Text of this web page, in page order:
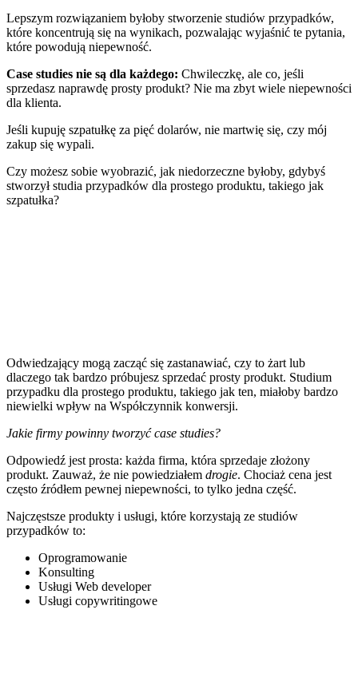
Lepszym rozwiązaniem byłoby stworzenie studiów przypadków,
które koncentrują się na wynikach, pozwalając wyjaśnić te pytania,
które powodują niepewność.
Case studies nie są dla każdego: Chwileczkę, ale co, jeśli
sprzedasz naprawdę prosty produkt? Nie ma zbyt wiele niepewności
dla klienta.
Jeśli kupuję szpatułkę za pięć dolarów, nie martwię się, czy mój
zakup się wypali.
Czy możesz sobie wyobrazić, jak niedorzeczne byłoby, gdybyś
stworzył studia przypadków dla prostego produktu, takiego jak
szpatułka?
Odwiedzający mogą zacząć się zastanawiać, czy to żart lub
dlaczego tak bardzo próbujesz sprzedać prosty produkt. Studium
przypadku dla prostego produktu, takiego jak ten, miałoby bardzo
niewielki wpływ na Współczynnik konwersji.
Jakie firmy powinny tworzyć case studies?
Odpowiedź jest prosta: każda firma, która sprzedaje złożony
produkt. Zauważ, że nie powiedziałem drogie. Chociaż cena jest
często źródłem pewnej niepewności, to tylko jedna część.
Najczęstsze produkty i usługi, które korzystają ze studiów
przypadków to:
Oprogramowanie
Konsulting
Usługi Web developer
Usługi copywritingowe